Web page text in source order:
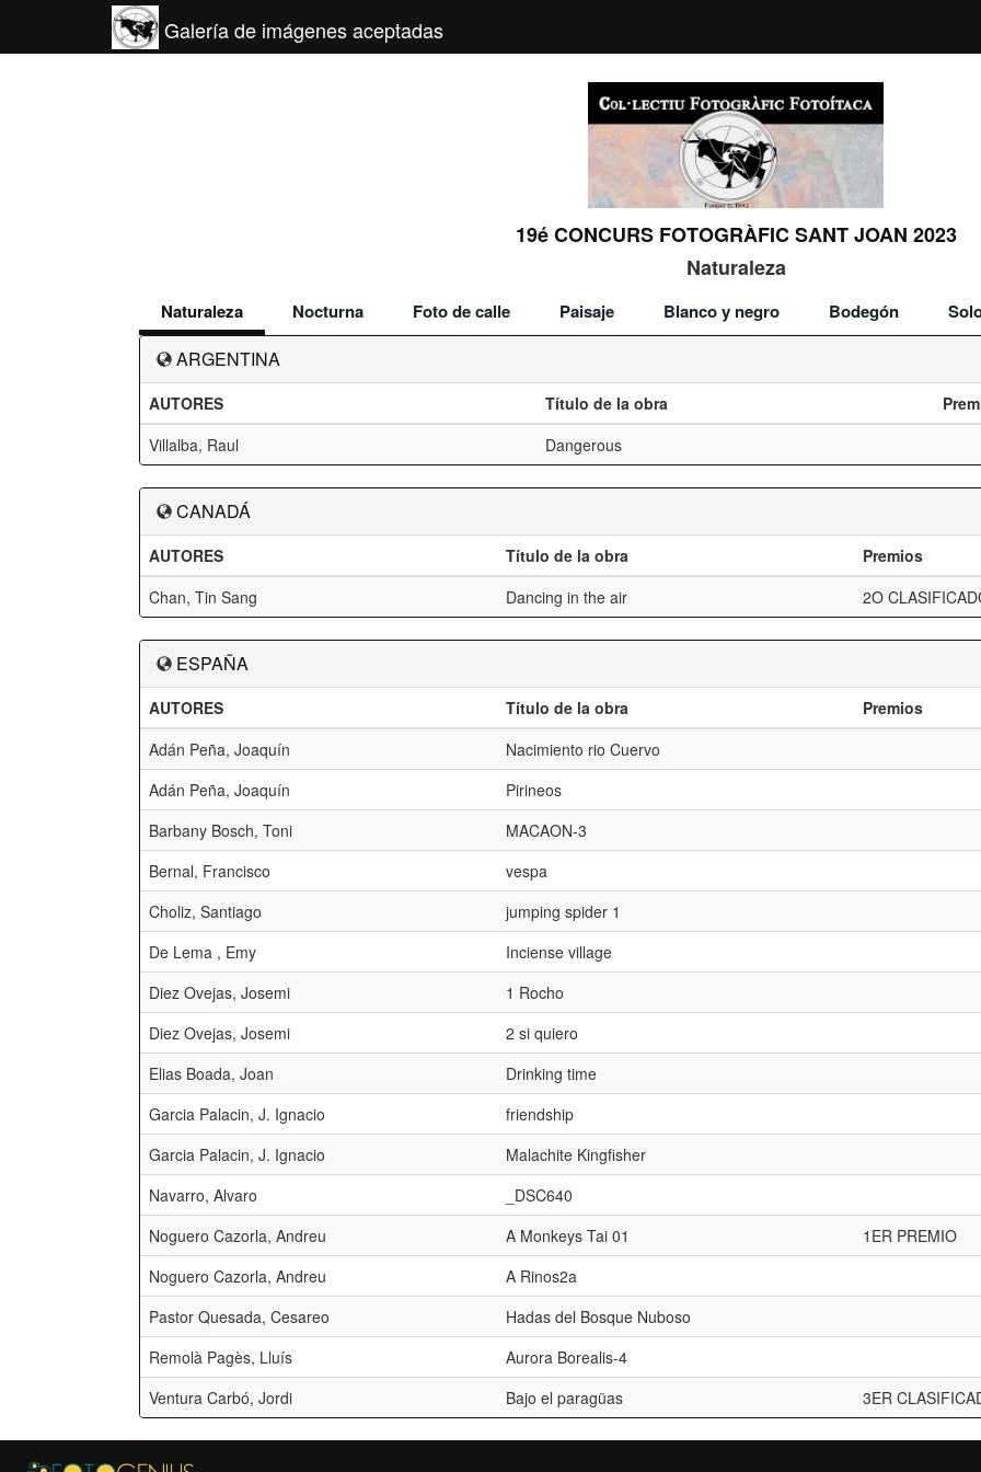
Galería de imágenes aceptadas
19é CONCURS FOTOGRÀFIC SANT JOAN 2023
Naturaleza
Naturaleza Nocturna Foto de calle Paisaje Blanco y negro Bodegón
ARGENTINA
AUTORES Título de la obra
Villalba, Raul
Dangerous
CANADÁ
AUTORES Título de la obra
Premios
Chan, Tin Sang
Dancing in the air 2O
ESPAÑA
AUTORES Título de la obra
Premios
Adán Peña, Joaquín
Nacimiento rio Cuervo
Adán Peña, Joaquín
Pirineos
Barbany Bosch, Toni
MACAON-3
Bernal, Francisco
vespa
Choliz, Santiago
jumping spider 1
De Lema , Emy
Inciense village
Diez Ovejas, Josemi
1 Rocho
Diez Ovejas, Josemi
2 si quiero
Elias Boada, Joan
Drinking time
Garcia Palacin, J. Ignacio
friendship
Garcia Palacin, J. Ignacio
Malachite Kingfisher
Navarro, Alvaro
_DSC640
Noguero Cazorla, Andreu
A Monkeys Tai 01
1ER PREMIO
Noguero Cazorla, Andreu
A Rinos2a
Pastor Quesada, Cesareo
Hadas del Bosque Nuboso
Remolà Pagès, Lluís
Aurora Borealis-4
Ventura Carbó, Jordi
Bajo el paragüas 3ER